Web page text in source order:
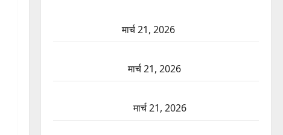
मार्च 21, 2026
मार्च 21, 2026
मार्च 21, 2026